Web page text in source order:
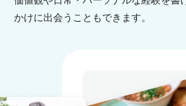
かけに出会うこともできます。